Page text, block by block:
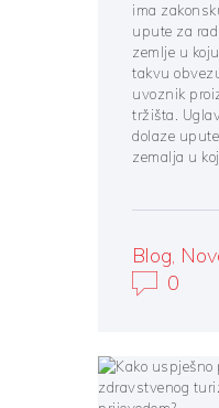
ima
upute za
zemlje u
takvu
uvoznik
tržišta.
dolaze
zemalja u
Blog
0